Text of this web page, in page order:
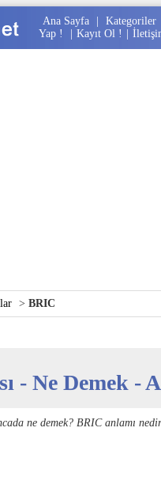
Ana Sayfa Kategoriler
Yap !
Kayıt Ol !
> BRIC
- Ne Demek -
ne demek? BRIC anlamı